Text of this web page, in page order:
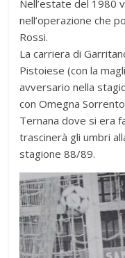
Nell’estate del 1980
nell’operazione che
Rossi.
La carriera di
Pistoiese (con la
avversario nella
con Omegna
Ternana dove si era
trascinerà gli umbri
stagione 88/89.